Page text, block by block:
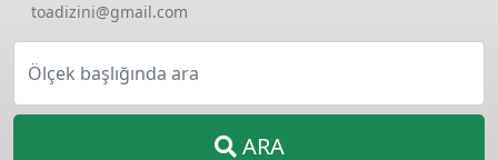
toadizini@gmail.com
Ölçek başlığında ara
ARA